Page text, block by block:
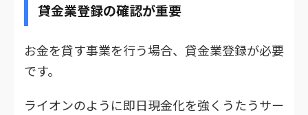
貸金業登録の確認が重要
お金を貸す事業を行う場合、貸金業登録が必要
です。
ライオンのように即日現金化を強くうたうサー